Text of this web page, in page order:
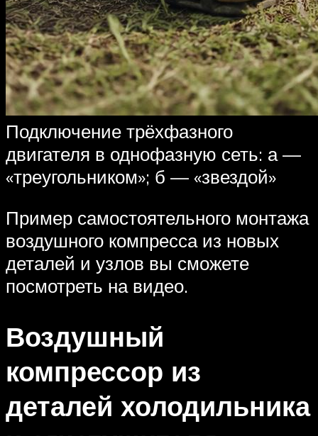
Подключение трёхфазного
двигателя в однофазную сеть: а —
«треугольником»; б — «звездой»
Пример самостоятельного монтажа
воздушного компресса из новых
деталей и узлов вы сможете
посмотреть на видео.
Воздушный
компрессор из
деталей холодильника